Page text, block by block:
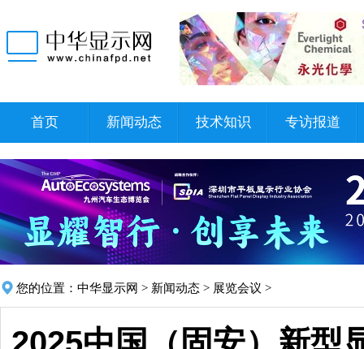
首页 新闻动态 技术知识 专访报道
您的位置： 中华显示网 > 新闻动态 > 展览会议 >